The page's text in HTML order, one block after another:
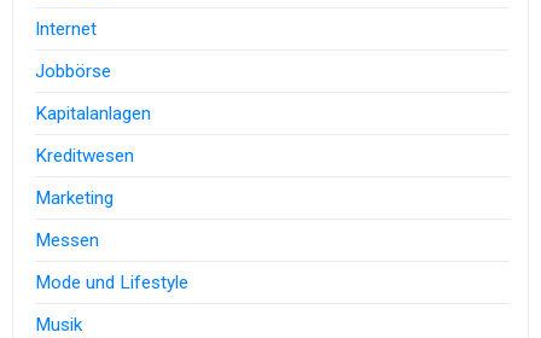
Internet
Jobbörse
Kapitalanlagen
Kreditwesen
Marketing
Messen
Mode und Lifestyle
Musik